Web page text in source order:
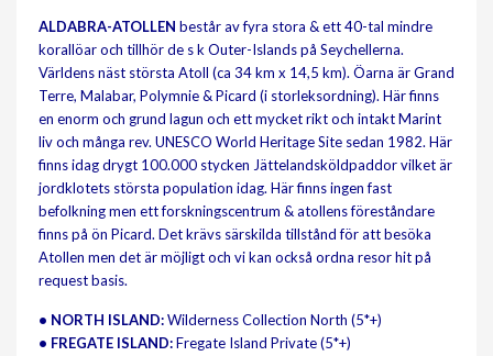
ALDABRA-ATOLLEN består av fyra stora & ett 40-tal mindre
korallöar och tillhör de s k Outer-Islands på Seychellerna.
Världens näst största Atoll (ca 34 km x 14,5 km). Öarna är Grand
Terre, Malabar, Polymnie & Picard (i storleksordning). Här finns
en enorm och grund lagun och ett mycket rikt och intakt Marint
liv och många rev. UNESCO World Heritage Site sedan 1982. Här
finns idag drygt 100.000 stycken Jättelandsköldpaddor vilket är
jordklotets största population idag. Här finns ingen fast
befolkning men ett forskningscentrum & atollens föreståndare
finns på ön Picard. Det krävs särskilda tillstånd för att besöka
Atollen men det är möjligt och vi kan också ordna resor hit på
request basis.
• NORTH ISLAND:Wilderness Collection North (5*+)
• FREGATE ISLAND:Fregate Island Private (5*+)